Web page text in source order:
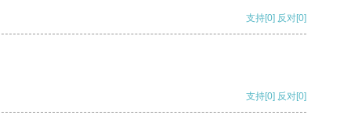
支持[0] 反对[0]
支持[0] 反对[0]